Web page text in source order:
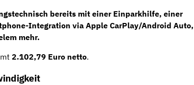
bereits mit einer Einparkhilfe, einer
Integration via Apple CarPlay/Android Auto,
mehr.
2.102,79 Euro netto.